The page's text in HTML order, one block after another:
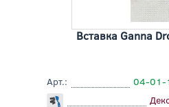
Вставка Ganna
Арт.:
04-01-